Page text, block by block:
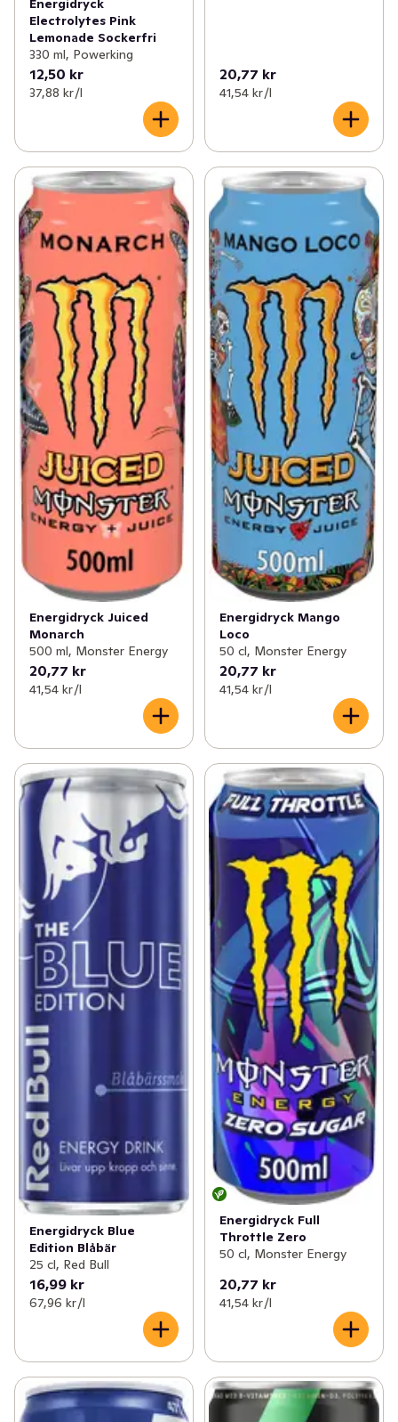
Energidryck
Electrolytes Pink
Lemonade Sockerfri
330 ml, Powerking
12,50 kr
37,88 kr /l
20,77 kr
41,54 kr /l
Energidryck Juiced
Monarch
500 ml, Monster Energy
20,77 kr
41,54 kr /l
Energidryck Mango
Loco
50 cl, Monster Energy
20,77 kr
41,54 kr /l
Energidryck Blue
Edition Blåbär
25 cl, Red Bull
16,99 kr
67,96 kr /l
Energidryck Full
Throttle Zero
50 cl, Monster Energy
20,77 kr
41,54 kr /l